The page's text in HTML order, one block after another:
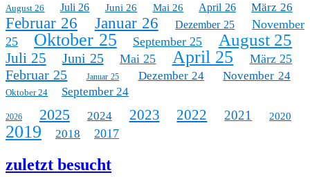
August 26 Juli 26 Juni 26 Mai 26 April 26 März 26
Februar 26 Januar 26 Dezember 25
November
25
Oktober 25 September 25 August 25
Juli 25 Juni 25 Mai 25 April 25 März 25
Februar 25 Januar 25 Dezember 24 November 24
Oktober 24 September 24
2026 2025 2024 2023 2022 2021 2020
2019 2018 2017
zuletzt besucht